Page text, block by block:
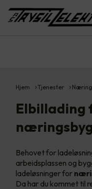
Hjem Tjenester Næring
Elbillading
Behovet for
arbeidsplassen og
ladeløsninger for
Da har du kommet til